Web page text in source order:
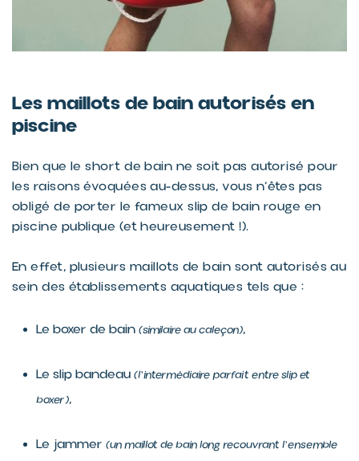
Les maillots de bain autorisés en
piscine
Bien que le short de bain ne soit pas autorisé pour
les raisons évoquées au-dessus, vous n’êtes pas
obligé de porter le fameux slip de bain rouge en
piscine publique (et heureusement !).
En effet, plusieurs maillots de bain sont autorisés au
sein des établissements aquatiques tels que :
Le boxer de bain (similaire au caleçon),
Le slip bandeau (l’intermédiaire parfait entre slip et
boxer),
Le jammer (un maillot de bain long recouvrant l’ensemble